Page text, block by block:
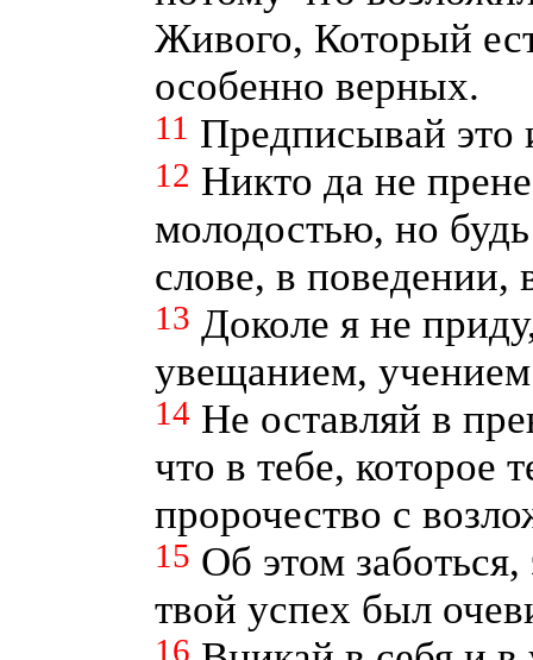
Живого, Который
особенно верных.
11 Предписывай это
12 Никто да не
молодостью, но
слове, в поведении,
13 Доколе я не
увещанием,
14 Не оставляй в
что в тебе, которое
пророчество с
15 Об этом
твой успех был
16